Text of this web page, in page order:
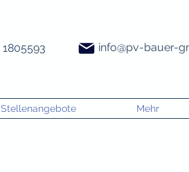
1805593 info@pv-bauer-
Stellenangebote Mehr